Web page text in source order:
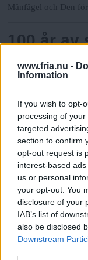
www.fria.nu -
Information
If you wish to opt-
processing of
targeted
section to confirm
opt-out request is
interest-based
us or personal
your opt-out. You
disclosure of your
IAB’s list of
also be disclosed
Downstream
Månfågel och Den
100 år av
Författaren Solveig
Hen i
nytta?
Olika och Sagolikt
de har skilda
jobba för att visa
Olika. ”Barn ska få
möjligt och hen
Sagolikt. Fria